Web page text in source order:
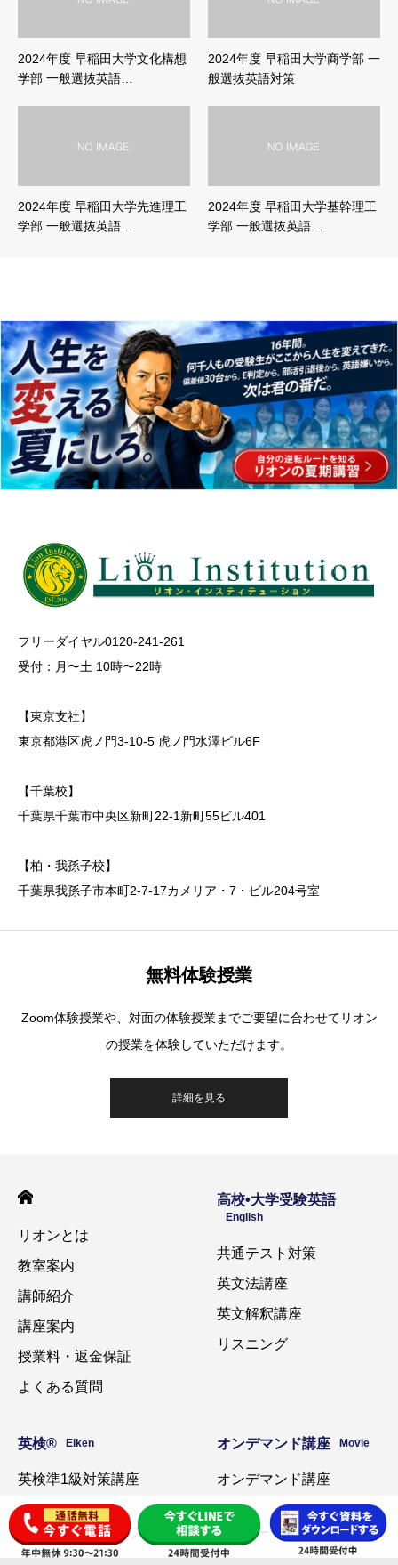
2024年度 早稲田大学文化構想
学部 一般選抜英語…
2024年度 早稲田大学商学部 一
般選抜英語対策
2024年度 早稲田大学先進理工
学部 一般選抜英語…
2024年度 早稲田大学基幹理工
学部 一般選抜英語…
フリーダイヤル0120-241-261
受付：月〜土 10時〜22時
【東京支社】
東京都港区虎ノ門3-10-5 虎ノ門水澤ビル6F
【千葉校】
千葉県千葉市中央区新町22-1新町55ビル401
【柏・我孫子校】
千葉県我孫子市本町2-7-17カメリア・7・ビル204号室
無料体験授業
Zoom体験授業や、対面の体験授業までご要望に合わせてリオン
の授業を体験していただけます。
詳細を見る
リオンとは
教室案内
講師紹介
講座案内
授業料・返金保証
よくある質問
高校•大学受験英語
English
共通テスト対策
英文法講座
英文解釈講座
リスニング
英検®️ Eiken
英検準1級対策講座
オンデマンド講座 Movie
オンデマンド講座
プライバシーポリシー